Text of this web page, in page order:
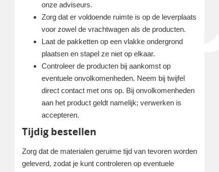
onze adviseurs.
Zorg dat er voldoende ruimte is op de leverplaats
voor zowel de vrachtwagen als de producten.
Laat de pakketten op een vlakke ondergrond
plaatsen en stapel ze niet op elkaar.
Controleer de producten bij aankomst op
eventuele onvolkomenheden. Neem bij twijfel
direct contact met ons op. Bij onvolkomenheden
aan het product geldt namelijk; verwerken is
accepteren.
Tijdig bestellen
Zorg dat de materialen geruime tijd van tevoren worden
geleverd, zodat je kunt controleren op eventuele